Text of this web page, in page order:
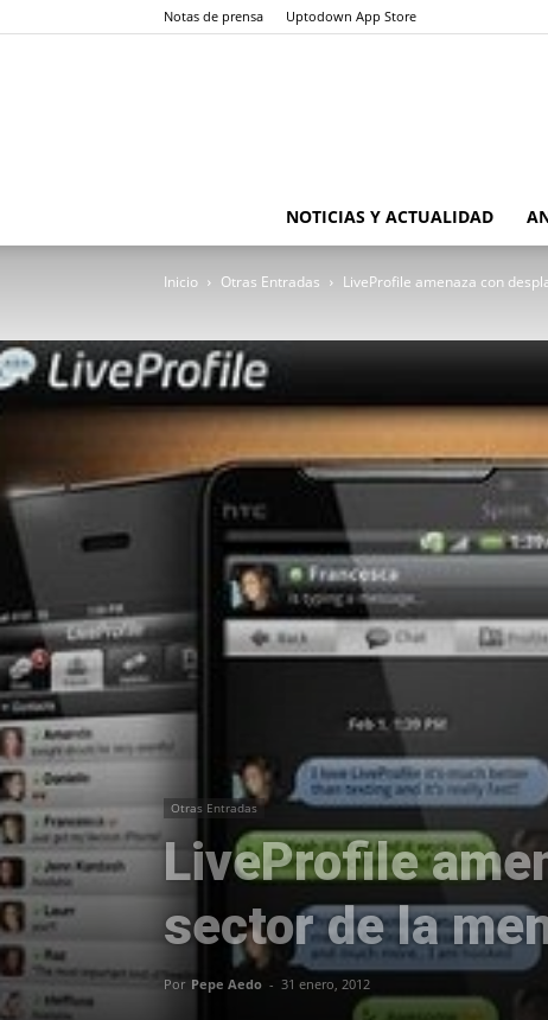
Notas de prensa Uptodown App Store
NOTICIAS Y ACTUALIDAD
Inicio Otras Entradas LiveProfile amenaza con
Otras Entradas
LiveProfile
sector de la
Por Pepe Aedo - 31 enero, 2012